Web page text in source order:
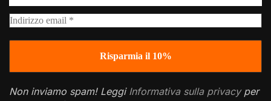
Non inviamo spam! Leggi Informativa sulla privacyper